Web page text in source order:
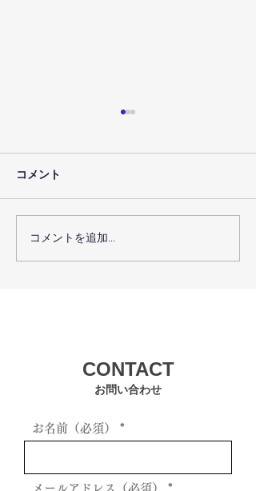
７月２３（金）体育の日
コメント
コメントを追加…
お問い合わせ
CONTACT
お名前（必須）
メールアドレス（必須）